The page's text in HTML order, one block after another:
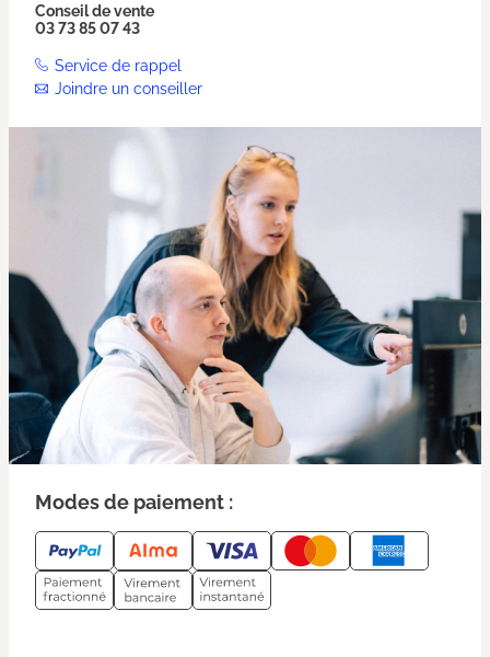
Conseil de vente
03 73 85 07 43
Service de rappel
Joindre un conseiller
Modes de paiement :